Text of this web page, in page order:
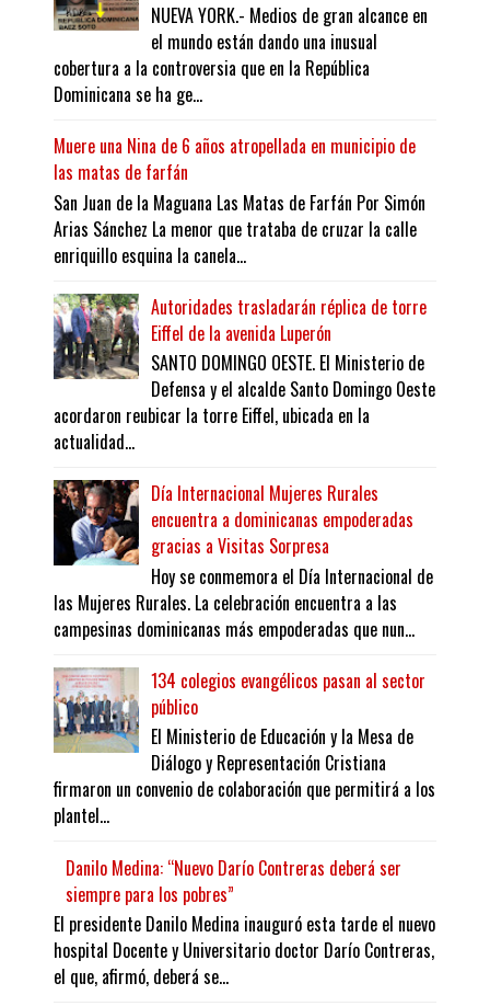
NUEVA YORK.- Medios de gran alcance en
el mundo están dando una inusual
cobertura a la controversia que en la República
Dominicana se ha ge...
Muere una Nina de 6 años atropellada en municipio de
las matas de farfán
San Juan de la Maguana Las Matas de Farfán Por Simón
Arias Sánchez La menor que trataba de cruzar la calle
enriquillo esquina la canela...
Autoridades trasladarán réplica de torre
Eiffel de la avenida Luperón
SANTO DOMINGO OESTE. El Ministerio de
Defensa y el alcalde Santo Domingo Oeste
acordaron reubicar la torre Eiffel, ubicada en la
actualidad...
Día Internacional Mujeres Rurales
encuentra a dominicanas empoderadas
gracias a Visitas Sorpresa
Hoy se conmemora el Día Internacional de
las Mujeres Rurales. La celebración encuentra a las
campesinas dominicanas más empoderadas que nun...
134 colegios evangélicos pasan al sector
público
El Ministerio de Educación y la Mesa de
Diálogo y Representación Cristiana
firmaron un convenio de colaboración que permitirá a los
plantel...
Danilo Medina: “Nuevo Darío Contreras deberá ser
siempre para los pobres”
El presidente Danilo Medina inauguró esta tarde el nuevo
hospital Docente y Universitario doctor Darío Contreras,
el que, afirmó, deberá se...